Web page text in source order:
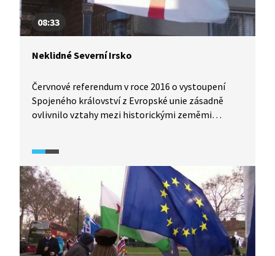
08:33
Neklidné Severní Irsko
Červnové referendum v roce 2016 o vystoupení
Spojeného království z Evropské unie zásadně
ovlivnilo vztahy mezi historickými zeměmi
většinově pro setrvání Velké Británie v EU. Skotští
nacionalisté začali volat po vyhlášení
nezávislosti, v Severním Irsku se oživily vzpomínky
na krvavá desetiletí, kdy část obyvatel provincie
bojovala za spojení s Irskou republikou. Tzv.
velkopáteční dohoda v roce 1998 sice ukončila
vleklý konflikt v Severním Irsku, současná situace